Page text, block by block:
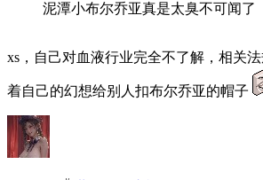
泥潭小布尔乔亚真是太臭不可闻了
xs，自己对血液行业完全不了解，相关
着自己的幻想给别人扣布尔乔亚的帽子